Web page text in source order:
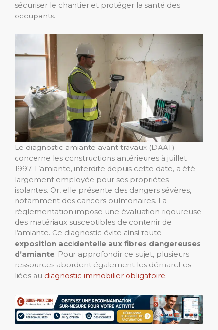
sécuriser le chantier et protéger la santé des
occupants.
Le diagnostic amiante avant travaux (DAAT)
concerne les constructions antérieures à juillet
1997. L’amiante, interdite depuis cette date, a été
largement employée pour ses propriétés
isolantes. Or, elle présente des dangers sévères,
notamment des cancers pulmonaires. La
réglementation impose une évaluation rigoureuse
des matériaux susceptibles de contenir de
l’amiante. Ce diagnostic évite ainsi toute
exposition accidentelle aux fibres dangereuses
d’amiante. Pour approfondir ce sujet, plusieurs
ressources abordent également les démarches
liées au diagnostic immobilier obligatoire.